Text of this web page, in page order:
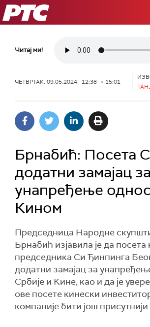
РТС
Читај ми!
ЧЕТВРТАК, 09.05.2024, 12:38 -> 15:01
Брнабић: Посета
додатни замајац за
унапређење
Кином
Председница Народне
Брнабић изјавила је да посета
председника Си Ђинпинга
додатни замајац за
Србије и Кине, као и да је
ове посете кинески
компаније бити још присутнији